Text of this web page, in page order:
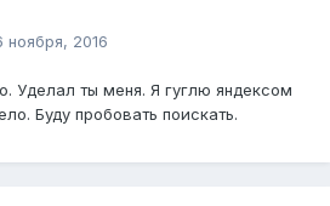
ноября, 2016
Уделал ты меня. Я гуглю яндексом
Буду пробовать поискать.